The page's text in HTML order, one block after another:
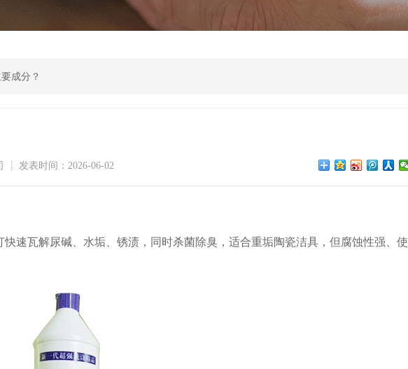
成分？
发表时间：2026-06-02
速瓦解尿碱、水垢、锈渍，同时杀菌除臭，适合重垢陶瓷洁具，但腐蚀性强、使